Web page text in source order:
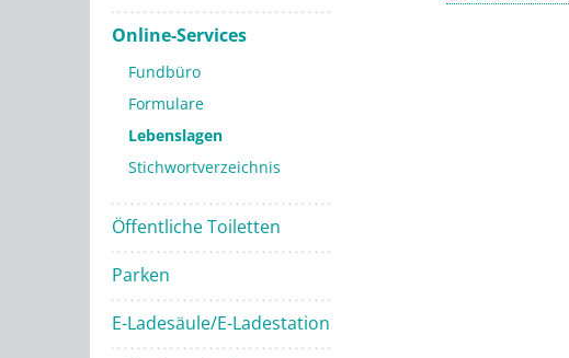
Online-Services
Fundbüro
Formulare
Lebenslagen
Stichwortverzeichnis
Öffentliche Toiletten
Parken
E-Ladesäule/E-Ladestation